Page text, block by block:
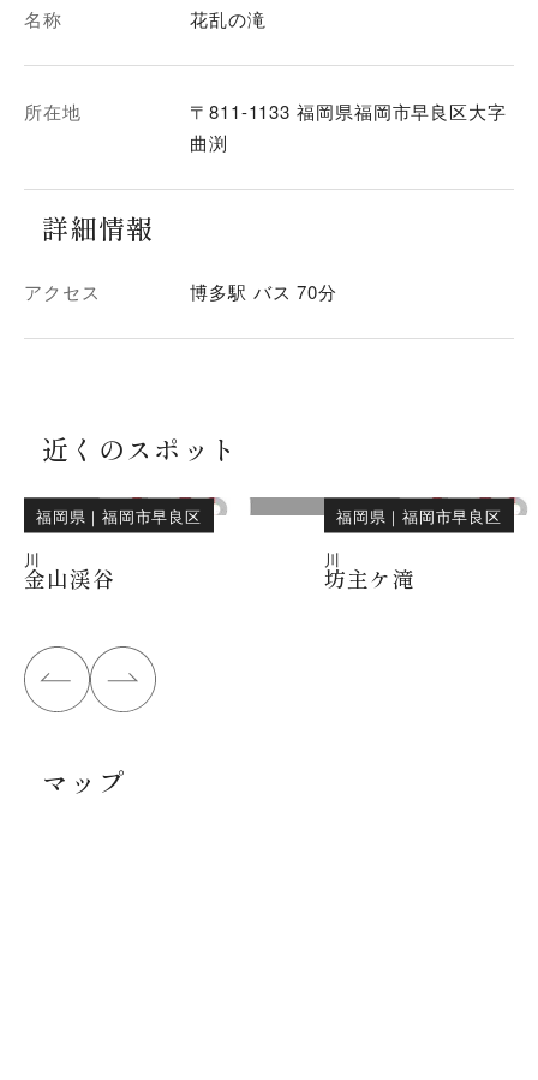
名称 花乱の滝
所在地
〒811-1133 福岡県福岡市早良区大字
曲渕
詳細情報
アクセス 博多駅 バス 70分
近くのスポット
福岡県 ｜福岡市早良区
川
金山渓谷
福岡県 ｜福岡市早良区
川
坊主ケ滝
マップ